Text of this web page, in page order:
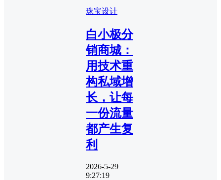
珠宝设计
白小极分
销商城：
用技术重
构私域增
长，让每
一份流量
都产生复
利
2026-5-29
9:27:19